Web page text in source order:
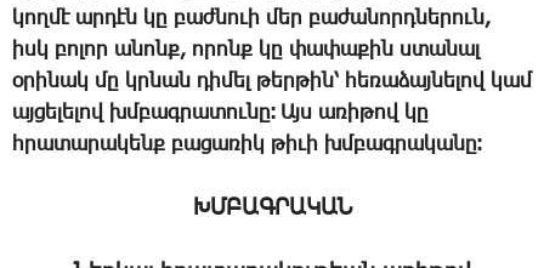
կող­մէ ար­դէն կը բաժ­նո­ւի մեր բա­ժա­նորդ­նե­րուն,
իսկ բո­լոր ա­նոնք, ո­րոնք կը փա­փա­քին ստա­նալ
օ­րի­նակ մը կրնան դի­մել թեր­թին՝ հե­ռա­ձայ­նե­լով կամ
այ­ցե­լե­լով խմբագ­րա­տու­նը։ Այս ա­ռի­թով կը
հրա­տա­րա­կենք բա­ցա­ռիկ թի­ւի խմբագ­րա­կա­նը։
ԽՄԲԱԳՐԱԿԱՆ